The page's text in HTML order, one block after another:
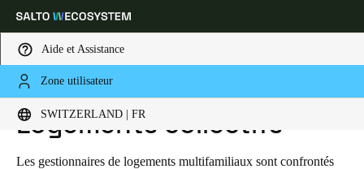
Aide et Assistance
Zone utilisateur
SWITZERLAND | FR
Sélectionnez vos paramètres de localisation et de langue
HOME SECTEURS
LOGEMENTS COLLECTIFS
Logements collectifs
Les gestionnaires de logements multifamiliaux sont confrontés